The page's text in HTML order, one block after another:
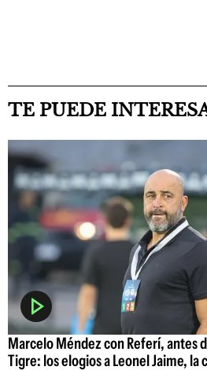
TE PUEDE
Marcelo Méndez con Referí, antes
Tigre: los elogios a Leonel Jaime,